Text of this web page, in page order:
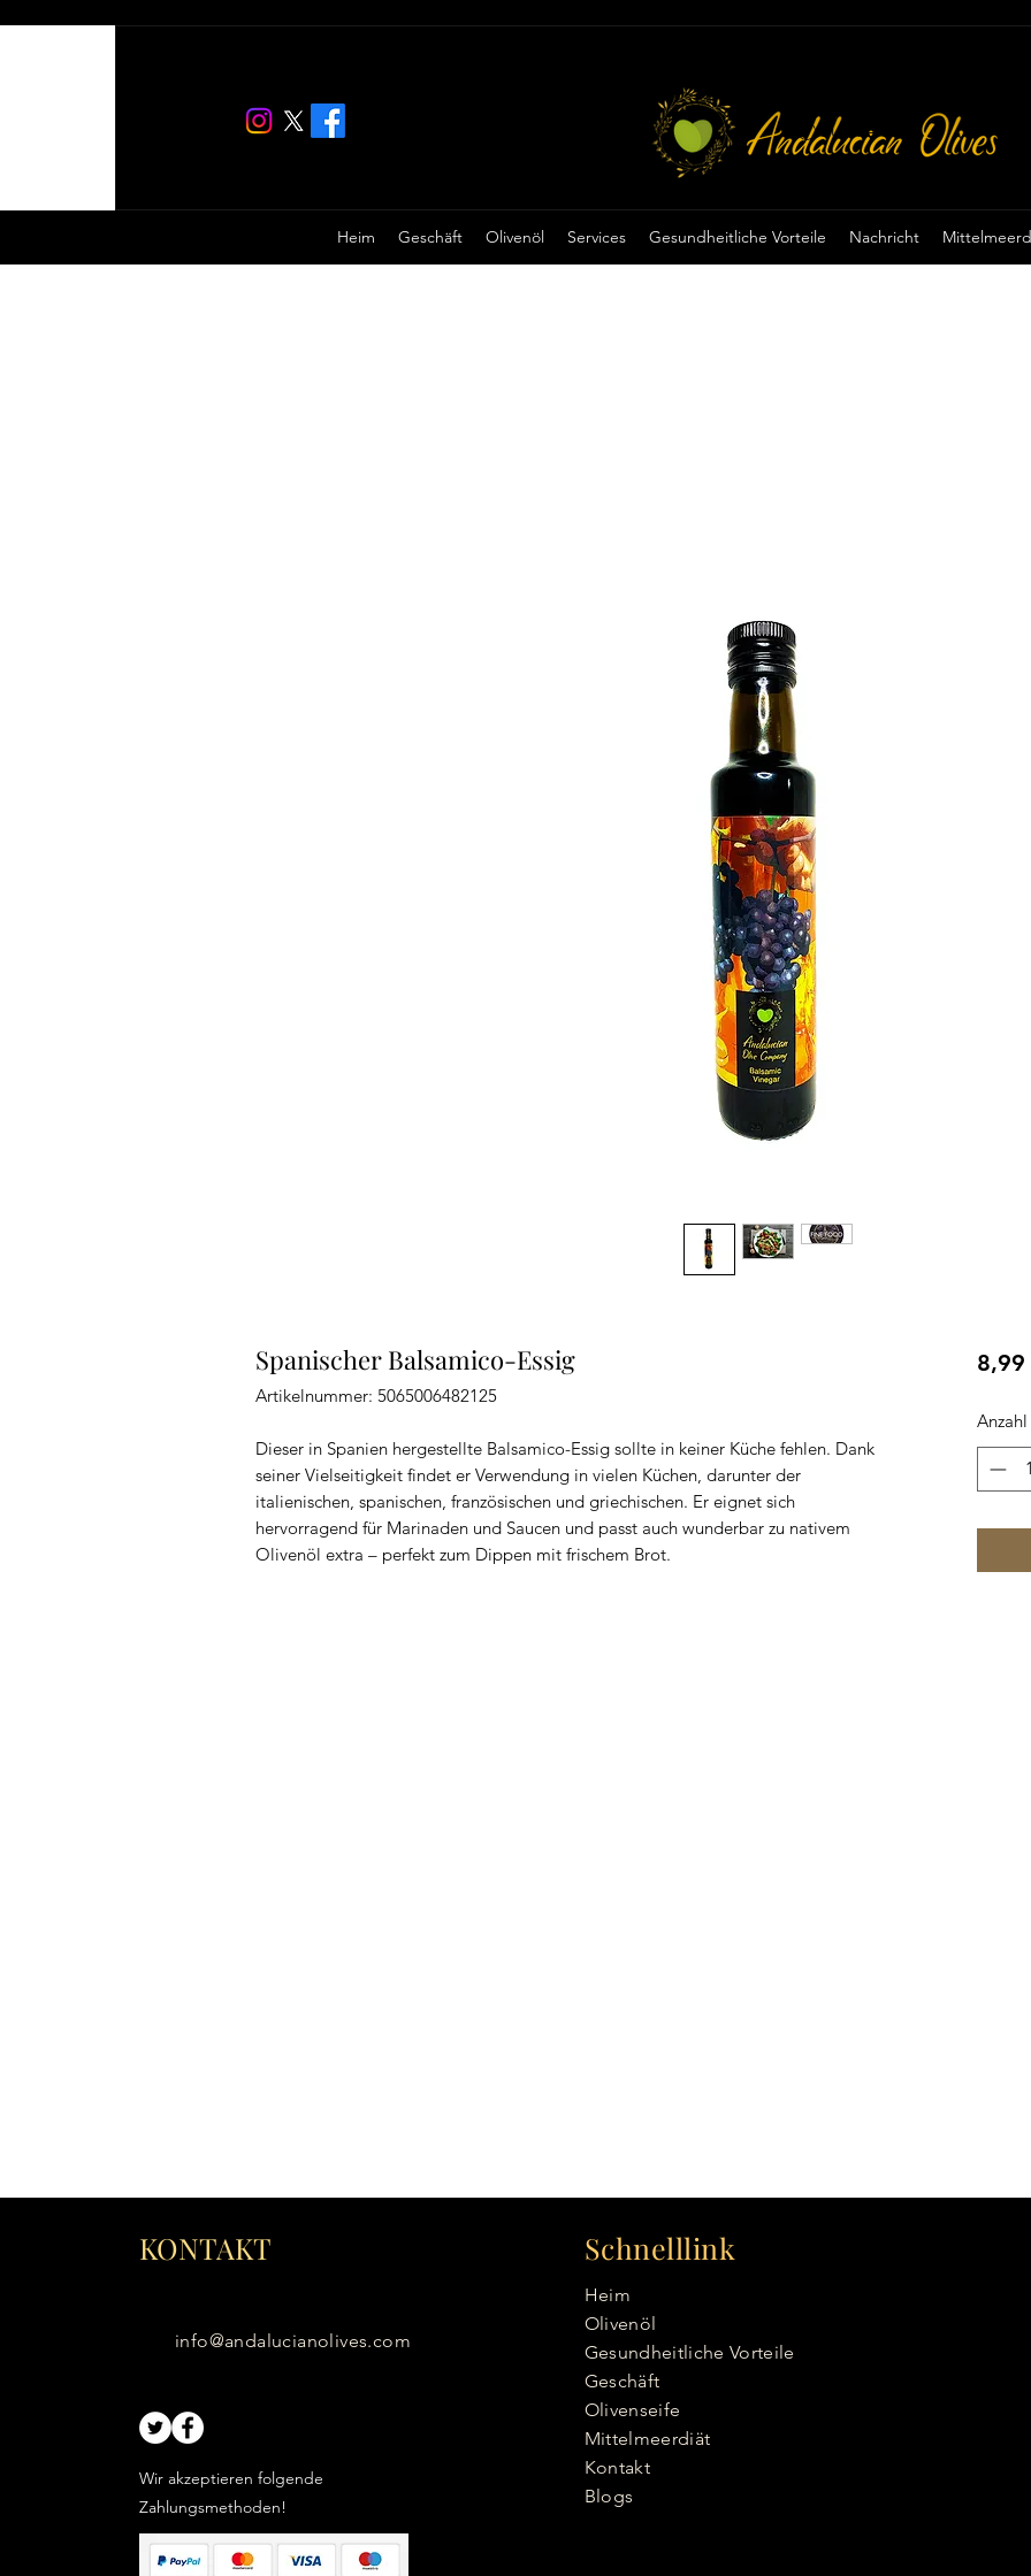
Punkte ansehen
Heim Geschäft Olivenöl Services Gesundheitliche Vorteile Nachricht
Spanischer Balsamico-Essig
Artikelnummer: 5065006482125
Dieser in Spanien hergestellte Balsamico-Essig sollte in keiner Küche fehlen. Dank
seiner Vielseitigkeit findet er Verwendung in vielen Küchen, darunter der
italienischen, spanischen, französischen und griechischen. Er eignet sich
hervorragend für Marinaden und Saucen und passt auch wunderbar zu nativem
Olivenöl extra – perfekt zum Dippen mit frischem Brot.
8,99
Anzahl
KONTAKT
info@andalucianolives.com
Wir akzeptieren folgende
Zahlungsmethoden!
Schnelllink
Heim
Olivenöl
Gesundheitliche Vorteile
Geschäft
Olivenseife
Mittelmeerdiät
Kontakt
Blogs